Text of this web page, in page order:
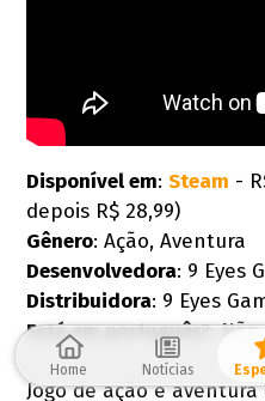
Disponível em:Steam -
depois R$ 28,99)
Gênero: Ação, Aventura
Desenvolvedora: 9 Eyes
Distribuidora: 9 Eyes
Está em português?: Não
Jogo de ação e
Home Notícias